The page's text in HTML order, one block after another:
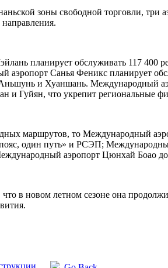
зоны свободной торговли,
планирует обслуживать 117 400
Санья Феникс планирует
и Хуаншань. Международный
и Гуйян, что укрепит региональные
маршрутов, то Международный
один путь» и РСЭП;
аэропорт Цюнхай Боао
в новом летном сезоне она